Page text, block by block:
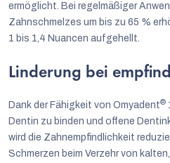
ermöglicht. Bei regelmäßiger
Zahnschmelzes um bis zu 65 %
1 bis 1,4 Nuancen aufgehellt.
Linderung bei
Dank der Fähigkeit von Omyadent®
Dentin zu binden und offene
wird die Zahnempfindlichkeit
Schmerzen beim Verzehr von